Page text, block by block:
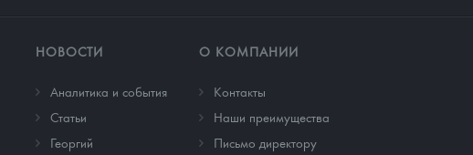
НОВОСТИ
Аналитика и события
Cтатьи
Георгий
О КОМПАНИИ
Контакты
Наши преимущества
Письмо директору